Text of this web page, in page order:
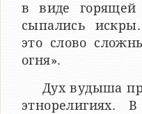
в виде горящей
сыпались
это слово
огня».
Дух вудыша
этнорелигиях.